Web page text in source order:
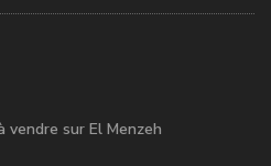
vendre sur El Menzeh